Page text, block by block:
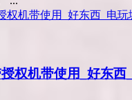
权机带使用_好东西